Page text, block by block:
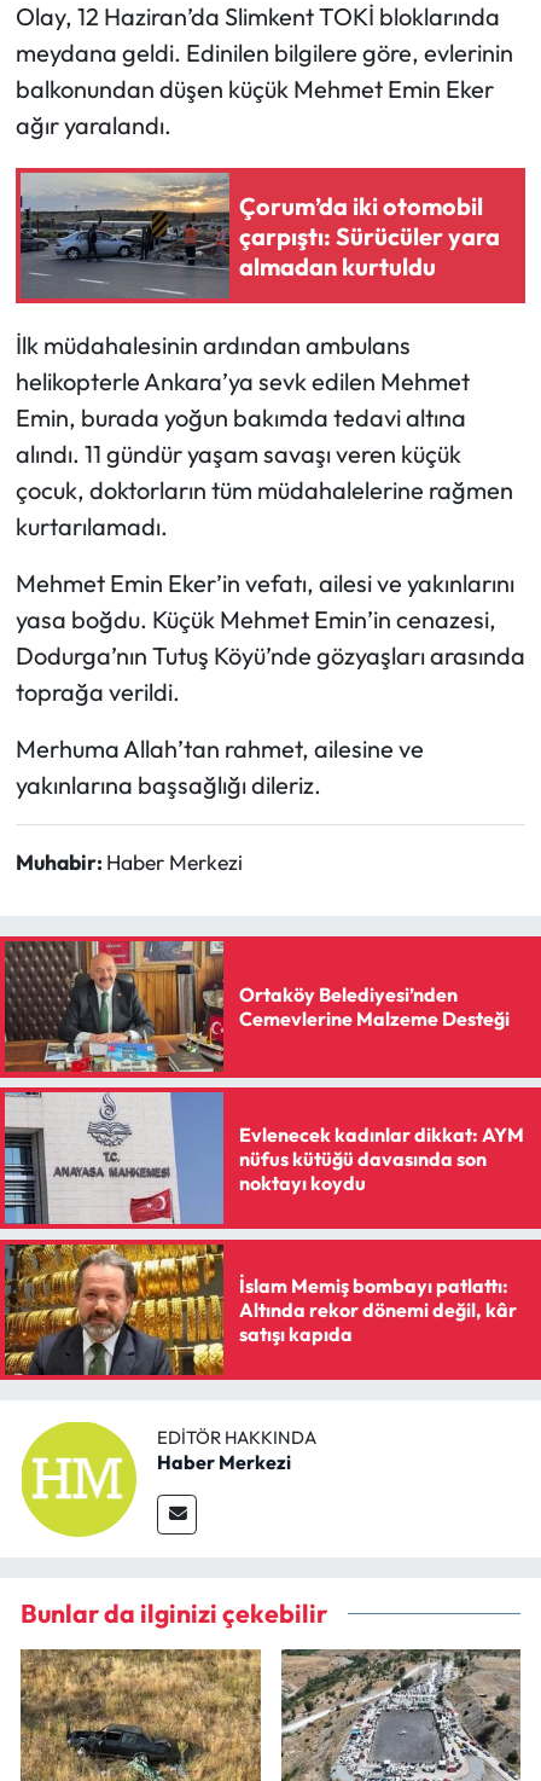
Olay, 12 Haziran’da Slimkent TOKİ bloklarında
meydana geldi. Edinilen bilgilere göre, evlerinin
balkonundan düşen küçük Mehmet Emin Eker
ağır yaralandı.
Çorum’da iki otomobil
çarpıştı: Sürücüler yara
almadan kurtuldu
İlk müdahalesinin ardından ambulans
helikopterle Ankara’ya sevk edilen Mehmet
Emin, burada yoğun bakımda tedavi altına
alındı. 11 gündür yaşam savaşı veren küçük
çocuk, doktorların tüm müdahalelerine rağmen
kurtarılamadı.
Mehmet Emin Eker’in vefatı, ailesi ve yakınlarını
yasa boğdu. Küçük Mehmet Emin’in cenazesi,
Dodurga’nın Tutuş Köyü’nde gözyaşları arasında
toprağa verildi.
Merhuma Allah’tan rahmet, ailesine ve
yakınlarına başsağlığı dileriz.
Muhabir: Haber Merkezi
Ortaköy Belediyesi’nden
Cemevlerine Malzeme Desteği
Evlenecek kadınlar dikkat: AYM
nüfus kütüğü davasında son
noktayı koydu
İslam Memiş bombayı patlattı:
Altında rekor dönemi değil, kâr
satışı kapıda
EDITÖR HAKKINDA
Haber Merkezi
Bunlar da ilginizi çekebilir
Kültür Sanat
Laçin Haberleri
Mecitözü Haberleri
Oğuzlar Haberleri
Ortaköy Haberleri
Osmancık Haberleri
Otomotiv
Resmi İlan
Resmi Reklam
Sağlık
Siyaset
Sungurlu Haberleri
Uğurludağ Haberleri
Yaşam
Yayla Haber
Yemek Tarifleri
Yerel Haberler